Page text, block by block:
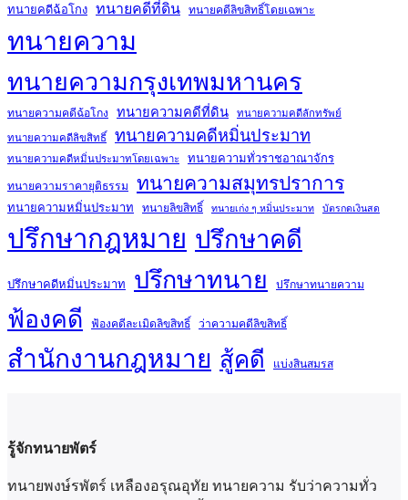
ทนายคดีฉ้อโกง ทนายคดีที่ดิน ทนายคดีลิขสิทธิ์โดยเฉพาะ
ทนายความ
ทนายความกรุงเทพมหานคร
ทนายความคดีฉ้อโกง ทนายความคดีที่ดิน ทนายความคดีลักทรัพย์
ทนายความคดีลิขสิทธิ์ ทนายความคดีหมิ่นประมาท
ทนายความคดีหมิ่นประมาทโดยเฉพาะ ทนายความทั่วราชอาณาจักร
ทนายความราคายุติธรรม ทนายความสมุทรปราการ
ทนายความหมิ่นประมาท ทนายลิขสิทธิ์ ทนายเก่ง ๆ หมิ่นประมาท บัตรกดเงินสด
ปรึกษากฎหมาย ปรึกษาคดี
ปรึกษาคดีหมิ่นประมาท ปรึกษาทนาย ปรึกษาทนายความ
ฟ้องคดี ฟ้องคดีละเมิดลิขสิทธิ์ ว่าความคดีลิขสิทธิ์
สำนักงานกฎหมาย สู้คดี แบ่งสินสมรส
รู้จักทนายพัตร์
ทนายพงษ์รพัตร์ เหลืองอรุณอุทัย ทนายความ รับว่าความทั่ว